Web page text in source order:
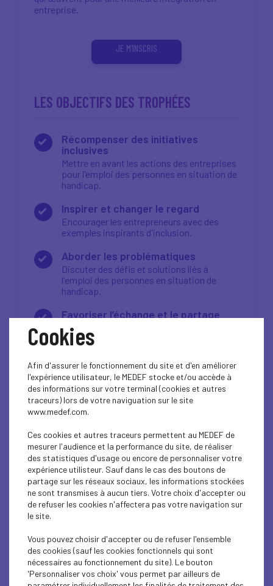
entreprise.
JE M'INSCRIS
LES OBJECTIFS DES TROPHÉES
Récompenser des initiatives
inclusives
Mettre en avant les actions des entreprises
pour l'emploi des personnes en situation de
handicap.
Inspirer et changer le regard
Encourager les entrepreneurs avec des
exemples inspirants d'inclusion.
Aborder les problématiques
Discuter des défis et solutions liés à
l'emploi des personnes en situation de
handicap.
Favoriser l’échange et le partage
Promouvoir le partage d'expériences et les
bonnes pratiques entre acteurs du
territoire.
À QUI S'ADRESSE CET ÉVÉNEMENT ?
Cet événement est ouvert à tous les acteurs
économiques et sociaux du territoire :
Chefs d'entreprise, DRH et managers
souhaitant développer leurs pratiques
inclusives.
Acteurs de l'insertionet du secteur du
handicap (associations, ESAT, EA...).
(notamment pour le Job Dating).
Partenaires institutionnelset tous ceux qui
s'intéressent à la RSE et à l'inclusion.
Cookies
Afin d'assurer le fonctionnement du site et d'en améliorer
l'expérience utilisateur, le MEDEF stocke et/ou accède à
des informations sur votre terminal (cookies et autres
traceurs) lors de votre naviguation sur le site
www.medef.com.
Ces cookies et autres traceurs permettent au MEDEF de
mesurer l'audience et la performance du site, de réaliser
des statistiques d'usage ou encore de personnaliser votre
expérience utilisteur. Sauf dans le cas des boutons de
partage sur les réseaux sociaux, les informations stockées
ne sont transmises à aucun tiers. Votre choix d'accepter ou
de refuser les cookies n'affectera pas votre navigation sur
le site.
Vous pouvez choisir d'accepter ou de refuser l'ensemble
des cookies (sauf les cookies fonctionnels qui sont
nécessaires au fonctionnement du site). Le bouton
'Personnaliser vos choix' vous permet par ailleurs de